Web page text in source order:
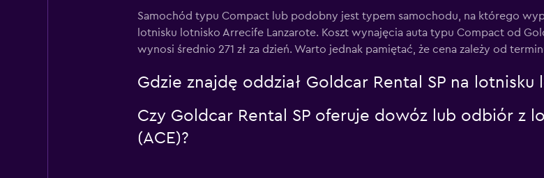
Samochód typu Compact lub podobny jest typem samochodu, na którego
lotnisku lotnisko Arrecife Lanzarote. Koszt wynajęcia auta typu Compact od
wynosi średnio 271 zł za dzień. Warto jednak pamiętać, że cena zależy od
Gdzie znajdę oddział Goldcar Rental SP na
Czy Goldcar Rental SP oferuje dowóz lub odbiór z
(ACE)?